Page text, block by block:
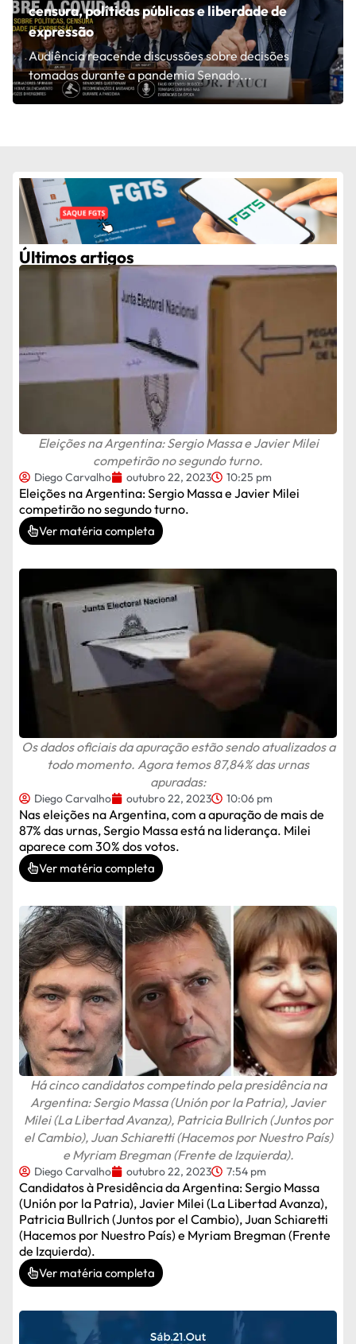
censura, políticas públicas e liberdade de
expressão
Audiência reacende discussões sobre decisões
tomadas durante a pandemia Senado...
Últimos artigos
Eleições na Argentina: Sergio Massa e Javier Milei
competirão no segundo turno.
Diego Carvalho outubro 22, 2023 10:25 pm
Eleições na Argentina: Sergio Massa e Javier Milei
competirão no segundo turno.
Ver matéria completa
Os dados oficiais da apuração estão sendo atualizados a
todo momento. Agora temos 87,84% das urnas
apuradas:
Diego Carvalho outubro 22, 2023 10:06 pm
Nas eleições na Argentina, com a apuração de mais de
87% das urnas, Sergio Massa está na liderança. Milei
aparece com 30% dos votos.
Ver matéria completa
Há cinco candidatos competindo pela presidência na
Argentina: Sergio Massa (Unión por la Patria), Javier
Milei (La Libertad Avanza), Patricia Bullrich (Juntos por
el Cambio), Juan Schiaretti (Hacemos por Nuestro País)
e Myriam Bregman (Frente de Izquierda).
Diego Carvalho outubro 22, 2023 7:54 pm
Candidatos à Presidência da Argentina: Sergio Massa
(Unión por la Patria), Javier Milei (La Libertad Avanza),
Patricia Bullrich (Juntos por el Cambio), Juan Schiaretti
(Hacemos por Nuestro País) e Myriam Bregman (Frente
de Izquierda).
Ver matéria completa